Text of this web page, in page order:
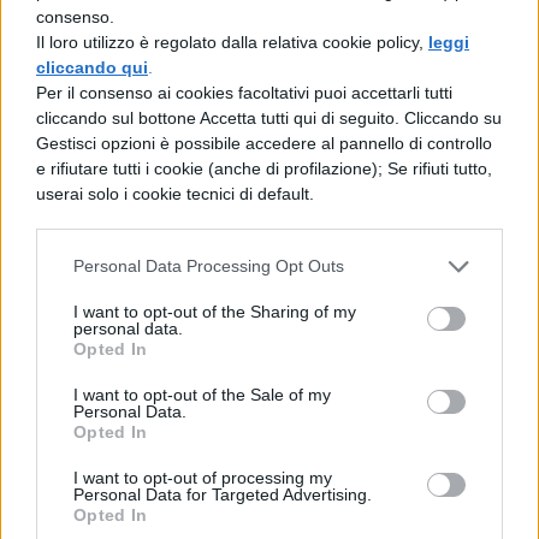
consenso.
Il loro utilizzo è regolato dalla relativa cookie policy, leggi
cliccando qui
Per il consenso ai cookies facoltativi puoi accettarli tutti
cliccando sul bottone Accetta tutti qui di seguito. Cliccando su
Gestisci opzioni è possibile accedere al pannello di controllo
e rifiutare tutti i cookie (anche di profilazione); Se rifiuti tutto,
userai solo i cookie tecnici di default.
Personal Data Processing Opt Outs
I want to opt-out of the Sharing of my
personal data.
Opted In
I want to opt-out of the Sale of my
Personal Data.
Opted In
I want to opt-out of processing my
Personal Data for Targeted Advertising.
Opted In
crediti per l’esame di maturità.
Ricordati di presentarti agli esami munito
della tua Skills Card e di un documento di
identificazione personale (carta d'identità,
patente di guida, ecc.).